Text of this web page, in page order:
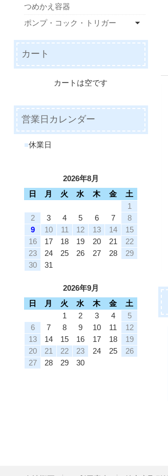
つめかえ容器
ポンプ・コック・トリガー
カート
カートは空です
営業日カレンダー
■休業日
2026年8月
日
月 火 水 木 金
土
1
2
3 4 5 6 7
8
9
10 11 12 13 14
15
16
17 18 19 20 21
22
23
24 25 26 27 28
29
30
31
2026年9月
日
月 火 水 木 金
土
1
2 3 4
5
6
7 8 9 10 11
12
13
14 15 16 17 18
19
20
21 22 23 24 25
26
27
28 29 30